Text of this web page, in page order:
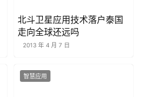
北斗卫星应用技术落户泰国
走向全球还远吗
2013 年 4 月 7 日
智慧应用